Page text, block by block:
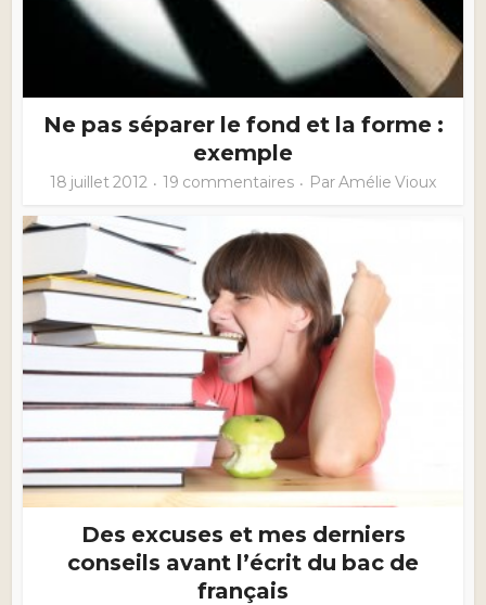
Ne pas séparer le fond et la forme :
exemple
18 juillet 2012 19 commentaires ParAmélie Vioux
Des excuses et mes derniers
conseils avant l’écrit du bac de
français